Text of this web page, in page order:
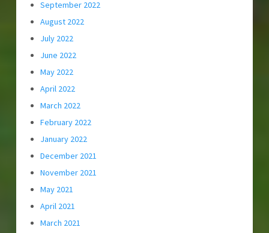
September 2022
August 2022
July 2022
June 2022
May 2022
April 2022
March 2022
February 2022
January 2022
December 2021
November 2021
May 2021
April 2021
March 2021